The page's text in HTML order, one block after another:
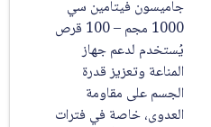
جاميسون فيتامين سي
1000 مجم – 100 قرص
يُستخدم لدعم جهاز
المناعة وتعزيز قدرة
الجسم على مقاومة
العدوى، خاصة في فترات